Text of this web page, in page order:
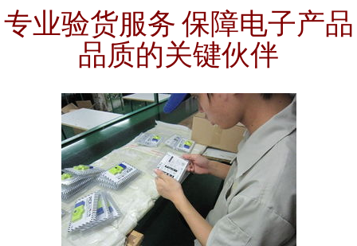
专业验货服务 保障电子产品
品质的关键伙伴